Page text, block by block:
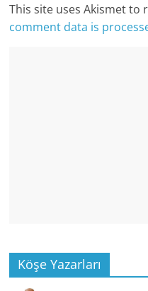
This site uses Akismet to
comment data is
Köşe Yazarları